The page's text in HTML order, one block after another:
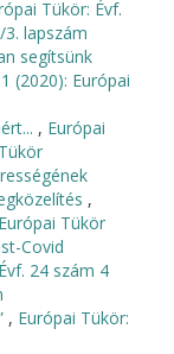
Tükör: Évf.
lapszám
segítsünk
(2020): Európai
, Európai
,
Tükör
Covid
24 szám 4
, Európai Tükör: